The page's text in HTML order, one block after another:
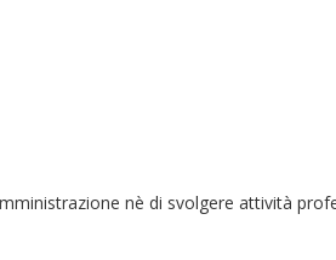
nè di svolgere attività